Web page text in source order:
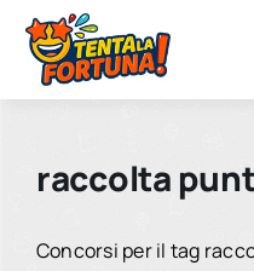
Salta
contenuto
raccolta
Concorsi per il tag